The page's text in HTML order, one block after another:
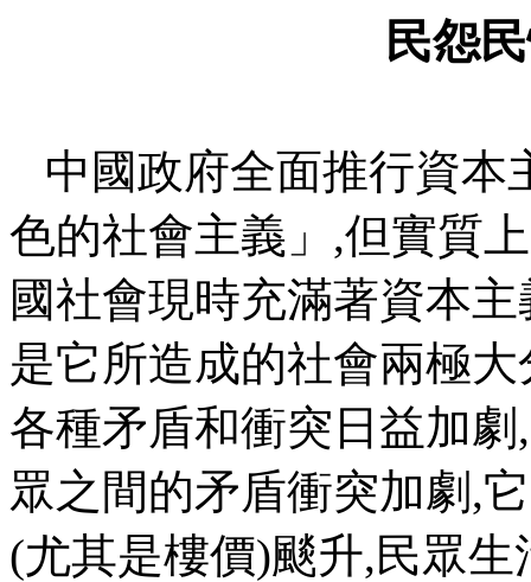
民怨
中國政府全面推行資本
色的社會主義」 ,但實質
國社會現時充滿著資本
是它所造成的社會兩極大
各種矛盾和衝突日益加劇 ,
眾之間的矛盾衝突加劇 ,
(尤其是樓價)颷升,民眾生